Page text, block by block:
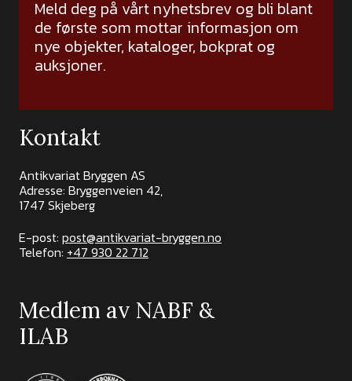
Meld deg på vårt nyhetsbrev og bli blant
de første som mottar informasjon om
nye objekter, kataloger, bokprat og
auksjoner.
Kontakt
Antikvariat Bryggen AS
Adresse: Bryggenveien 42,
1747 Skjeberg
E-post: post@antikvariat-bryggen.no
Telefon: +47 930 22 712
Medlem av NABF &
ILAB